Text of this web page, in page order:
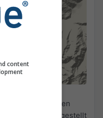
für den
an. Daten bereitgestellt
content